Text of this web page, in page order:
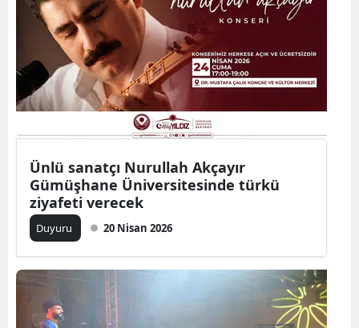
İstanbul
İzmir
Kars
Kastamonu
Kırklareli
Kocaeli
Ünlü sanatçı Nurullah Akçayır
Gümüşhane Üniversitesinde türkü
ziyafeti verecek
Duyuru 20 Nisan 2026